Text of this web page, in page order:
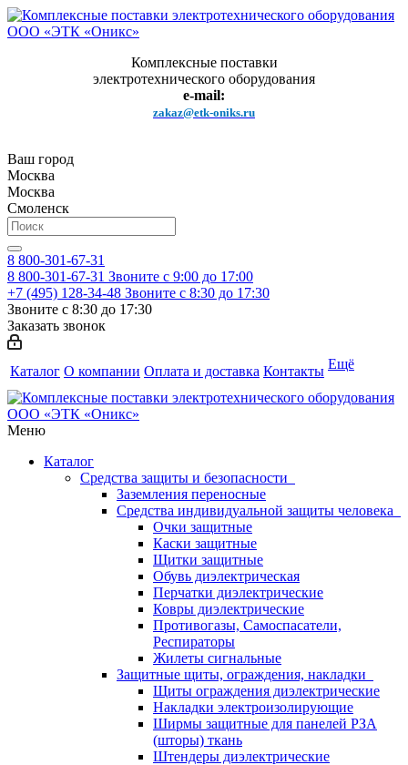
Комплексные поставки
электротехнического оборудования
e-mail:
zakaz@etk-oniks.ru
Ваш город
Москва
Москва
Смоленск
8 800-301-67-31
8 800-301-67-31 Звоните с 9:00 до 17:00
+7 (495) 128-34-48 Звоните с 8:30 до 17:30
Звоните с 8:30 до 17:30
Заказать звонок
Каталог О компании Оплата и доставка Контакты Ещё
Меню
Каталог
Средства защиты и безопасности
Заземления переносные
Средства индивидуальной защиты человека
Очки защитные
Каски защитные
Щитки защитные
Обувь диэлектрическая
Перчатки диэлектрические
Ковры диэлектрические
Противогазы, Самоспасатели,
Респираторы
Жилеты сигнальные
Защитные щиты, ограждения, накладки
Щиты ограждения диэлектрические
Накладки электроизолирующие
Ширмы защитные для панелей РЗА
(шторы) ткань
Штендеры диэлектрические